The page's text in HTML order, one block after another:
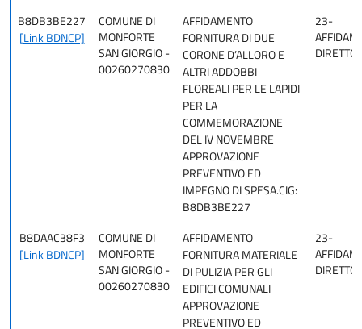
B8DB3BE227
[Link BDNCP]
COMUNE DI
MONFORTE
SAN GIORGIO -
00260270830
AFFIDAMENTO
FORNITURA DI DUE
CORONE D’ALLORO E
ALTRI ADDOBBI
FLOREALI PER LE LAPIDI
PER LA
COMMEMORAZIONE
DEL IV NOVEMBRE
APPROVAZIONE
PREVENTIVO ED
IMPEGNO DI SPESA.CIG:
B8DB3BE227
23-
DIRETTO
B8DAAC38F3
[Link BDNCP]
COMUNE DI
MONFORTE
SAN GIORGIO -
00260270830
AFFIDAMENTO
FORNITURA MATERIALE
DI PULIZIA PER GLI
EDIFICI COMUNALI
APPROVAZIONE
PREVENTIVO ED
23-
DIRETTO